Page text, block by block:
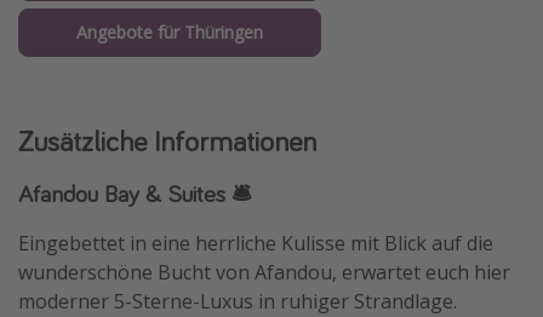
Angebote für Thüringen
Zusätzliche Informationen
Afandou Bay & Suites 🛎️
Eingebettet in eine herrliche Kulisse mit Blick auf die
wunderschöne Bucht von Afandou, erwartet euch hier
moderner 5-Sterne-Luxus in ruhiger Strandlage.